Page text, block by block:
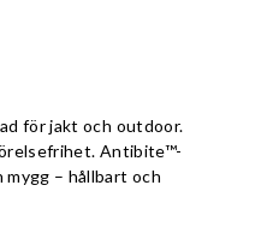
för jakt och outdoor.
Antibite™-
– hållbart och